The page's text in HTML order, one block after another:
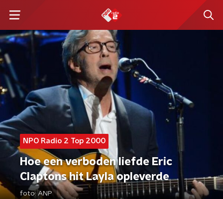
NPO Radio 2 Top 2000
Hoe een verboden liefde Eric
Claptons hit Layla opleverde
foto: ANP